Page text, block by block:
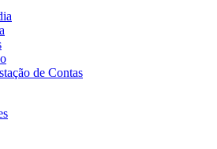
de Contas